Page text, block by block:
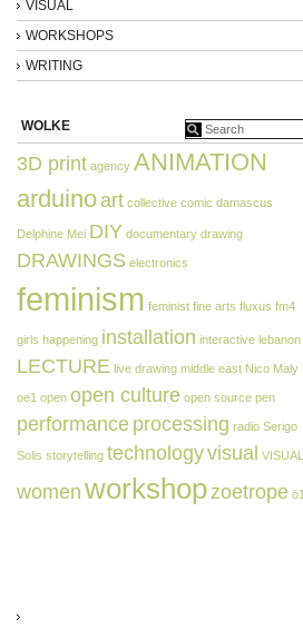
VISUAL
WORKSHOPS
WRITING
WOLKE
3D print agency ANIMATION
arduinoart collective comic damascus
Delphine Mei DIY documentary drawing
DRAWINGS electronics
feminism feminist fine arts fluxus fm4
girls happening installation interactive lebanon
LECTURE live drawing middle east Nico Maly
oe1 open open culture open source pen
performance processing radio Serigo
Solis storytelling technologyvisual VISUAL
women workshopzoetrope ö1